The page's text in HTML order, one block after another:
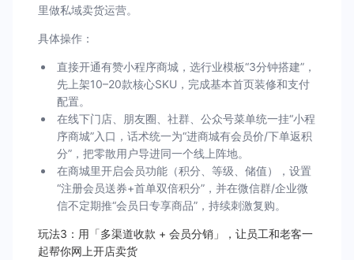
里做私域卖货运营。
具体操作：
直接开通有赞小程序商城，选行业模板“3分钟搭建”，
先上架10–20款核心SKU，完成基本首页装修和支付
配置。
在线下门店、朋友圈、社群、公众号菜单统一挂“小程
序商城”入口，话术统一为“进商城有会员价/下单返积
分”，把零散用户导进同一个线上阵地。
在商城里开启会员功能（积分、等级、储值），设置
“注册会员送券+首单双倍积分”，并在微信群/企业微
信不定期推“会员日专享商品”，持续刺激复购。
玩法3：用「多渠道收款 + 会员分销」，让员工和老客一
起帮你网上开店卖货